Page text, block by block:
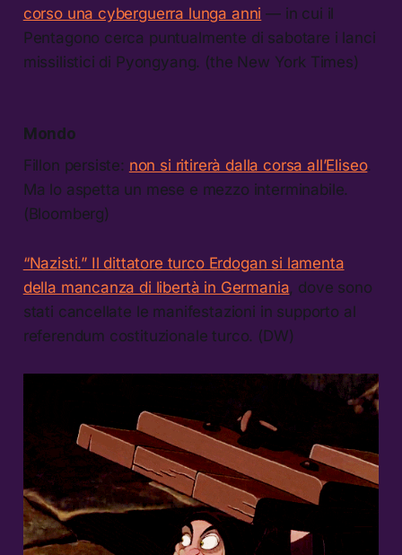
corso una cyberguerra lunga anni — in cui il
Pentagono cerca puntualmente di sabotare i lanci
missilistici di Pyongyang. (the New York Times)
Mondo
Fillon persiste: non si ritirerà dalla corsa all’Eliseo.
Ma lo aspetta un mese e mezzo interminabile.
(Bloomberg)
“Nazisti.” Il dittatore turco Erdogan si lamenta
della mancanza di libertà in Germania, dove sono
stati cancellate le manifestazioni in supporto al
referendum costituzionale turco. (DW)